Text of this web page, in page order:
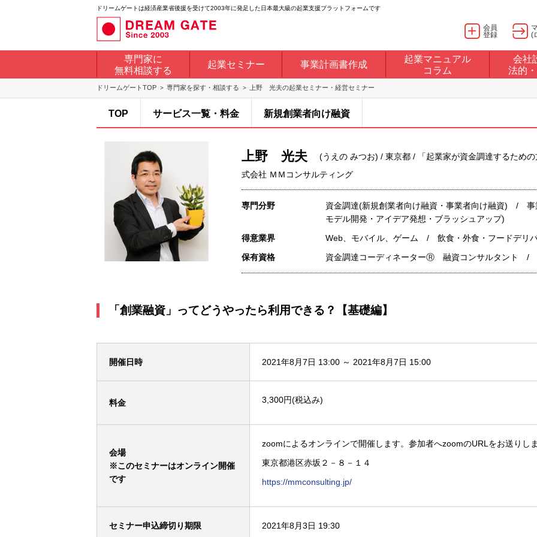
ドリームゲートは経済産業省後援を受けて2003年に発足した日本最大級の起業支援プラットフォームです
会員
登録
(
専門家に
無料相談する
起業セミナー 事業計画書作成
起業マニュアル
コラム
会社
法的
ドリームゲートTOP 専門家を探す・相談する 上野 光夫の起業セミナー・経営セミナー
TOP サービス一覧・料金 新規創業者向け融資
上野 光夫
(うえの みつお) / 東京都 / 「起業家が資金調達するため
式会社 ＭＭコンサルティング
専門分野
資金調達(新規創業者向け融資・事業者向け融資) / 事
モデル開発・アイデア発想・ブラッシュアップ)
得意業界
Web、モバイル、ゲーム / 飲食・外食・フードデ
保有資格
資金調達コーディネーターⓇ 融資コンサルタント /
「創業融資」ってどうやったら利用できる？【基礎編】
開催日時 2021年8月7日 13:00 ～ 2021年8月7日 15:00
料金 3,300円(税込み)
会場
※このセミナーはオンライン開催
です
zoomによるオンラインで開催します。参加者へzoomのURLをお送りし
東京都港区赤坂２－８－１４
https://mmconsulting.jp/
セミナー申込締切り期限 2021年8月3日 19:30